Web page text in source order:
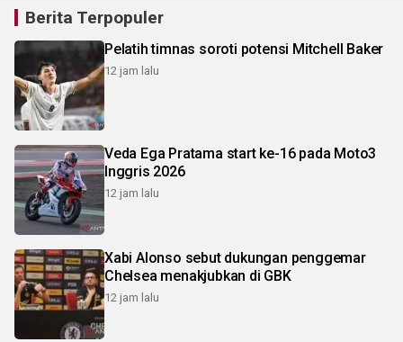
Berita Terpopuler
Pelatih timnas soroti potensi Mitchell Baker
12 jam lalu
Veda Ega Pratama start ke-16 pada Moto3
Inggris 2026
12 jam lalu
Xabi Alonso sebut dukungan penggemar
Chelsea menakjubkan di GBK
12 jam lalu